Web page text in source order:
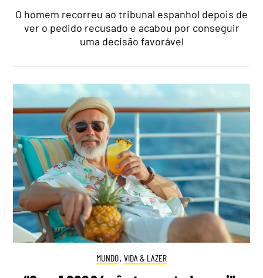
O homem recorreu ao tribunal espanhol depois de
ver o pedido recusado e acabou por conseguir
uma decisão favorável
MUNDO, VIDA & LAZER